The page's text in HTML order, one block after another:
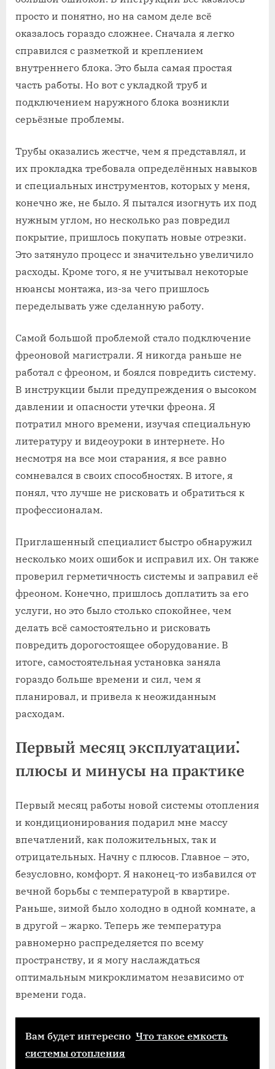
просто и понятно, но на самом деле всё
оказалось гораздо сложнее. Сначала я легко
справился с разметкой и креплением
внутреннего блока. Это была самая простая
часть работы. Но вот с укладкой труб и
подключением наружного блока возникли
серьёзные проблемы.
Трубы оказались жестче, чем я представлял, и
их прокладка требовала определённых навыков
и специальных инструментов, которых у меня,
конечно же, не было. Я пытался изогнуть их под
нужным углом, но несколько раз повредил
покрытие, пришлось покупать новые отрезки.
Это затянуло процесс и значительно увеличило
расходы. Кроме того, я не учитывал некоторые
нюансы монтажа, из-за чего пришлось
переделывать уже сделанную работу.
Самой большой проблемой стало подключение
фреоновой магистрали. Я никогда раньше не
работал с фреоном, и боялся повредить систему.
В инструкции были предупреждения о высоком
давлении и опасности утечки фреона. Я
потратил много времени, изучая специальную
литературу и видеоуроки в интернете. Но
несмотря на все мои старания, я все равно
сомневался в своих способностях. В итоге, я
понял, что лучше не рисковать и обратиться к
профессионалам.
Приглашенный специалист быстро обнаружил
несколько моих ошибок и исправил их. Он также
проверил герметичность системы и заправил её
фреоном. Конечно, пришлось доплатить за его
услуги, но это было столько спокойнее, чем
делать всё самостоятельно и рисковать
повредить дорогостоящее оборудование. В
итоге, самостоятельная установка заняла
гораздо больше времени и сил, чем я
планировал, и привела к неожиданным
расходам.
Первый месяц эксплуатации⁚
плюсы и минусы на практике
Первый месяц работы новой системы отопления
и кондиционирования подарил мне массу
впечатлений, как положительных, так и
отрицательных. Начну с плюсов. Главное – это,
безусловно, комфорт. Я наконец-то избавился от
вечной борьбы с температурой в квартире.
Раньше, зимой было холодно в одной комнате, а
в другой – жарко. Теперь же температура
равномерно распределяется по всему
пространству, и я могу наслаждаться
оптимальным микроклиматом независимо от
времени года.
Вам будет интересно Что такое емкость
системы отопления